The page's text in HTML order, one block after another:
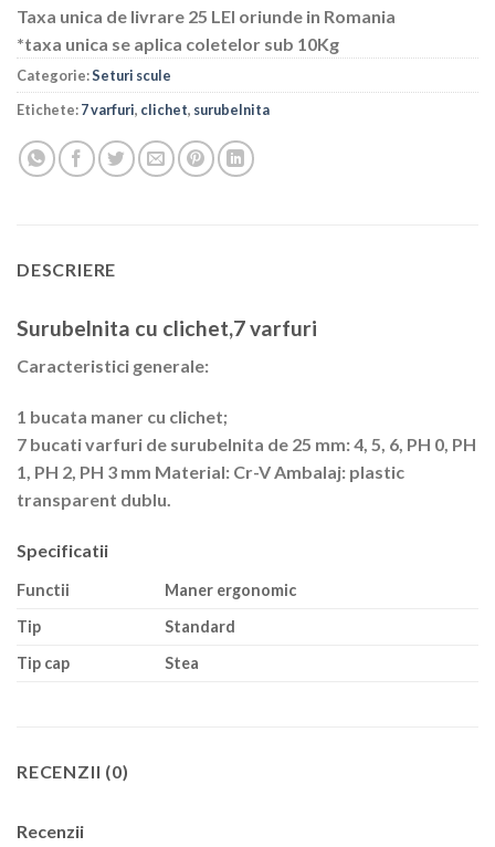
Taxa unica de livrare 25 LEI oriunde in Romania
*taxa unica se aplica coletelor sub 10Kg
Categorie:Seturi scule
Etichete:7 varfuri, clichet, surubelnita
DESCRIERE
Surubelnita cu clichet,7 varfuri
Caracteristici generale:
1 bucata maner cu clichet;
7 bucati varfuri de surubelnita de 25 mm: 4, 5, 6, PH 0, PH
1, PH 2, PH 3 mm Material: Cr-V Ambalaj: plastic
transparent dublu.
Specificatii
Functii
Maner ergonomic
Tip
Standard
Tip cap
Stea
RECENZII (0)
Recenzii